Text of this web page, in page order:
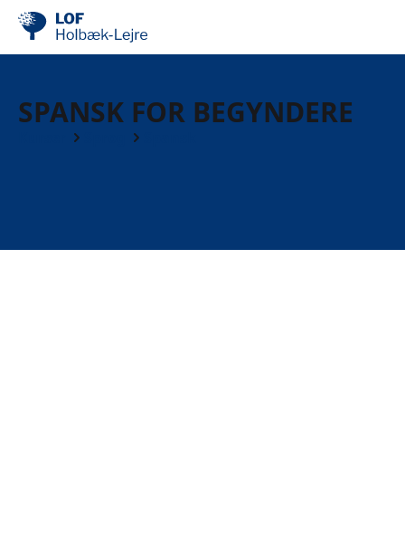
SPANSK FOR BEGYNDERE